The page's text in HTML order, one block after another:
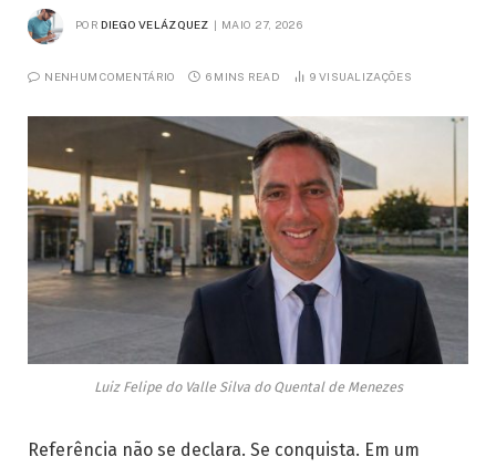
POR DIEGO VELÁZQUEZ MAIO 27, 2026
NENHUM COMENTÁRIO 6 MINS READ 9 VISUALIZAÇÕES
Luiz Felipe do Valle Silva do Quental de Menezes
Referência não se declara. Se conquista. Em um